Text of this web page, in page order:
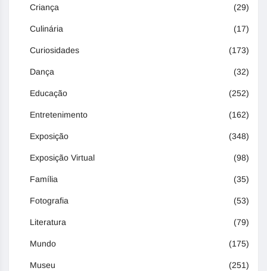
Criança (29)
Culinária (17)
Curiosidades (173)
Dança (32)
Educação (252)
Entretenimento (162)
Exposição (348)
Exposição Virtual (98)
Família (35)
Fotografia (53)
Literatura (79)
Mundo (175)
Museu (251)